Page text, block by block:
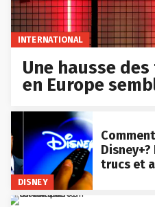
INTERNATIONAL
Une hausse
en Europe
DISNEY
trucs et